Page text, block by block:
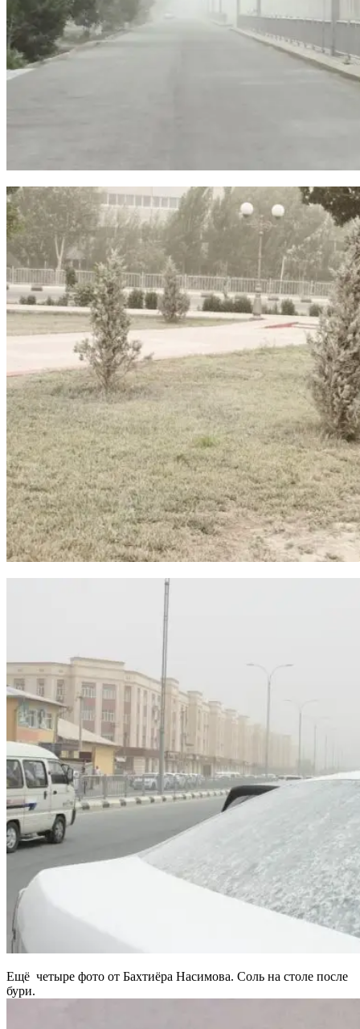
Ещё четыре фото от Бахтиёра Насимова. Соль на столе после
бури.